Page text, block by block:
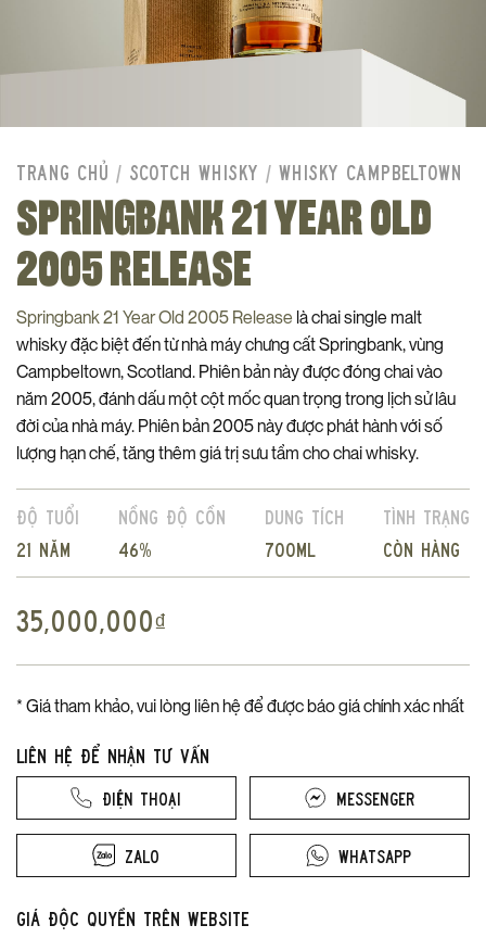
TRANG CHỦ / SCOTCH WHISKY / WHISKY CAMPBELTOWN
SPRINGBANK 21 YEAR OLD
2005 RELEASE
Springbank 21 Year Old 2005 Release là chai single malt
whisky đặc biệt đến từ nhà máy chưng cất Springbank, vùng
Campbeltown, Scotland. Phiên bản này được đóng chai vào
năm 2005, đánh dấu một cột mốc quan trọng trong lịch sử lâu
đời của nhà máy. Phiên bản 2005 này được phát hành với số
lượng hạn chế, tăng thêm giá trị sưu tầm cho chai whisky.
Độ tuổi
21 năm
Nồng độ cồn
46%
Dung tích
700ml
Tình trạng
Còn hàng
35,000,000₫
* Giá tham khảo, vui lòng liên hệ để được báo giá chính xác nhất
Liên hệ để nhận tư vấn
Điện thoại
Zalo
Messenger
Whatsapp
Giá độc quyền trên website